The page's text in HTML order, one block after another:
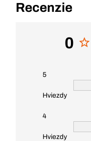
Recenzie
0
5
Hviezdy
4
Hviezdy